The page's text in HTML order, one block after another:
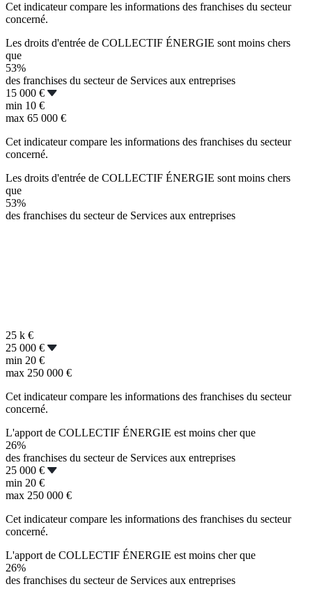
Cet indicateur compare les informations des franchises du secteur
concerné.
Les droits d'entrée de COLLECTIF ÉNERGIE sont moins chers
que
53%
des franchises du secteur de Services aux entreprises
15 000 €
min 10 €
max 65 000 €
Cet indicateur compare les informations des franchises du secteur
concerné.
Les droits d'entrée de COLLECTIF ÉNERGIE sont moins chers
que
53%
des franchises du secteur de Services aux entreprises
25 k €
25 000 €
min 20 €
max 250 000 €
Cet indicateur compare les informations des franchises du secteur
concerné.
L'apport de COLLECTIF ÉNERGIE est moins cher que
26%
des franchises du secteur de Services aux entreprises
25 000 €
min 20 €
max 250 000 €
Cet indicateur compare les informations des franchises du secteur
concerné.
L'apport de COLLECTIF ÉNERGIE est moins cher que
26%
des franchises du secteur de Services aux entreprises